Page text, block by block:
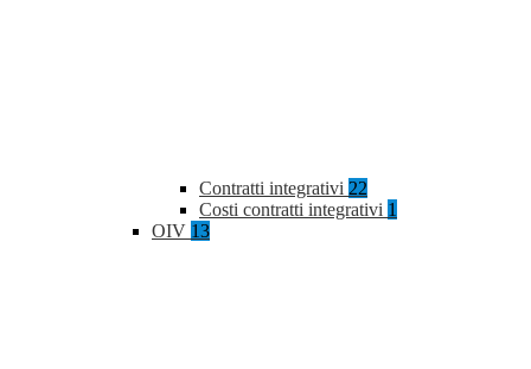
Contratti integrativi 22
Costi contratti integrativi 1
OIV 13